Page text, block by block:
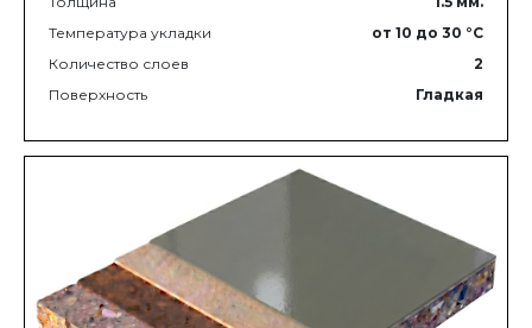
Температура укладки
от 10 до 30 °C
Количество слоев
2
Поверхность
Гладкая